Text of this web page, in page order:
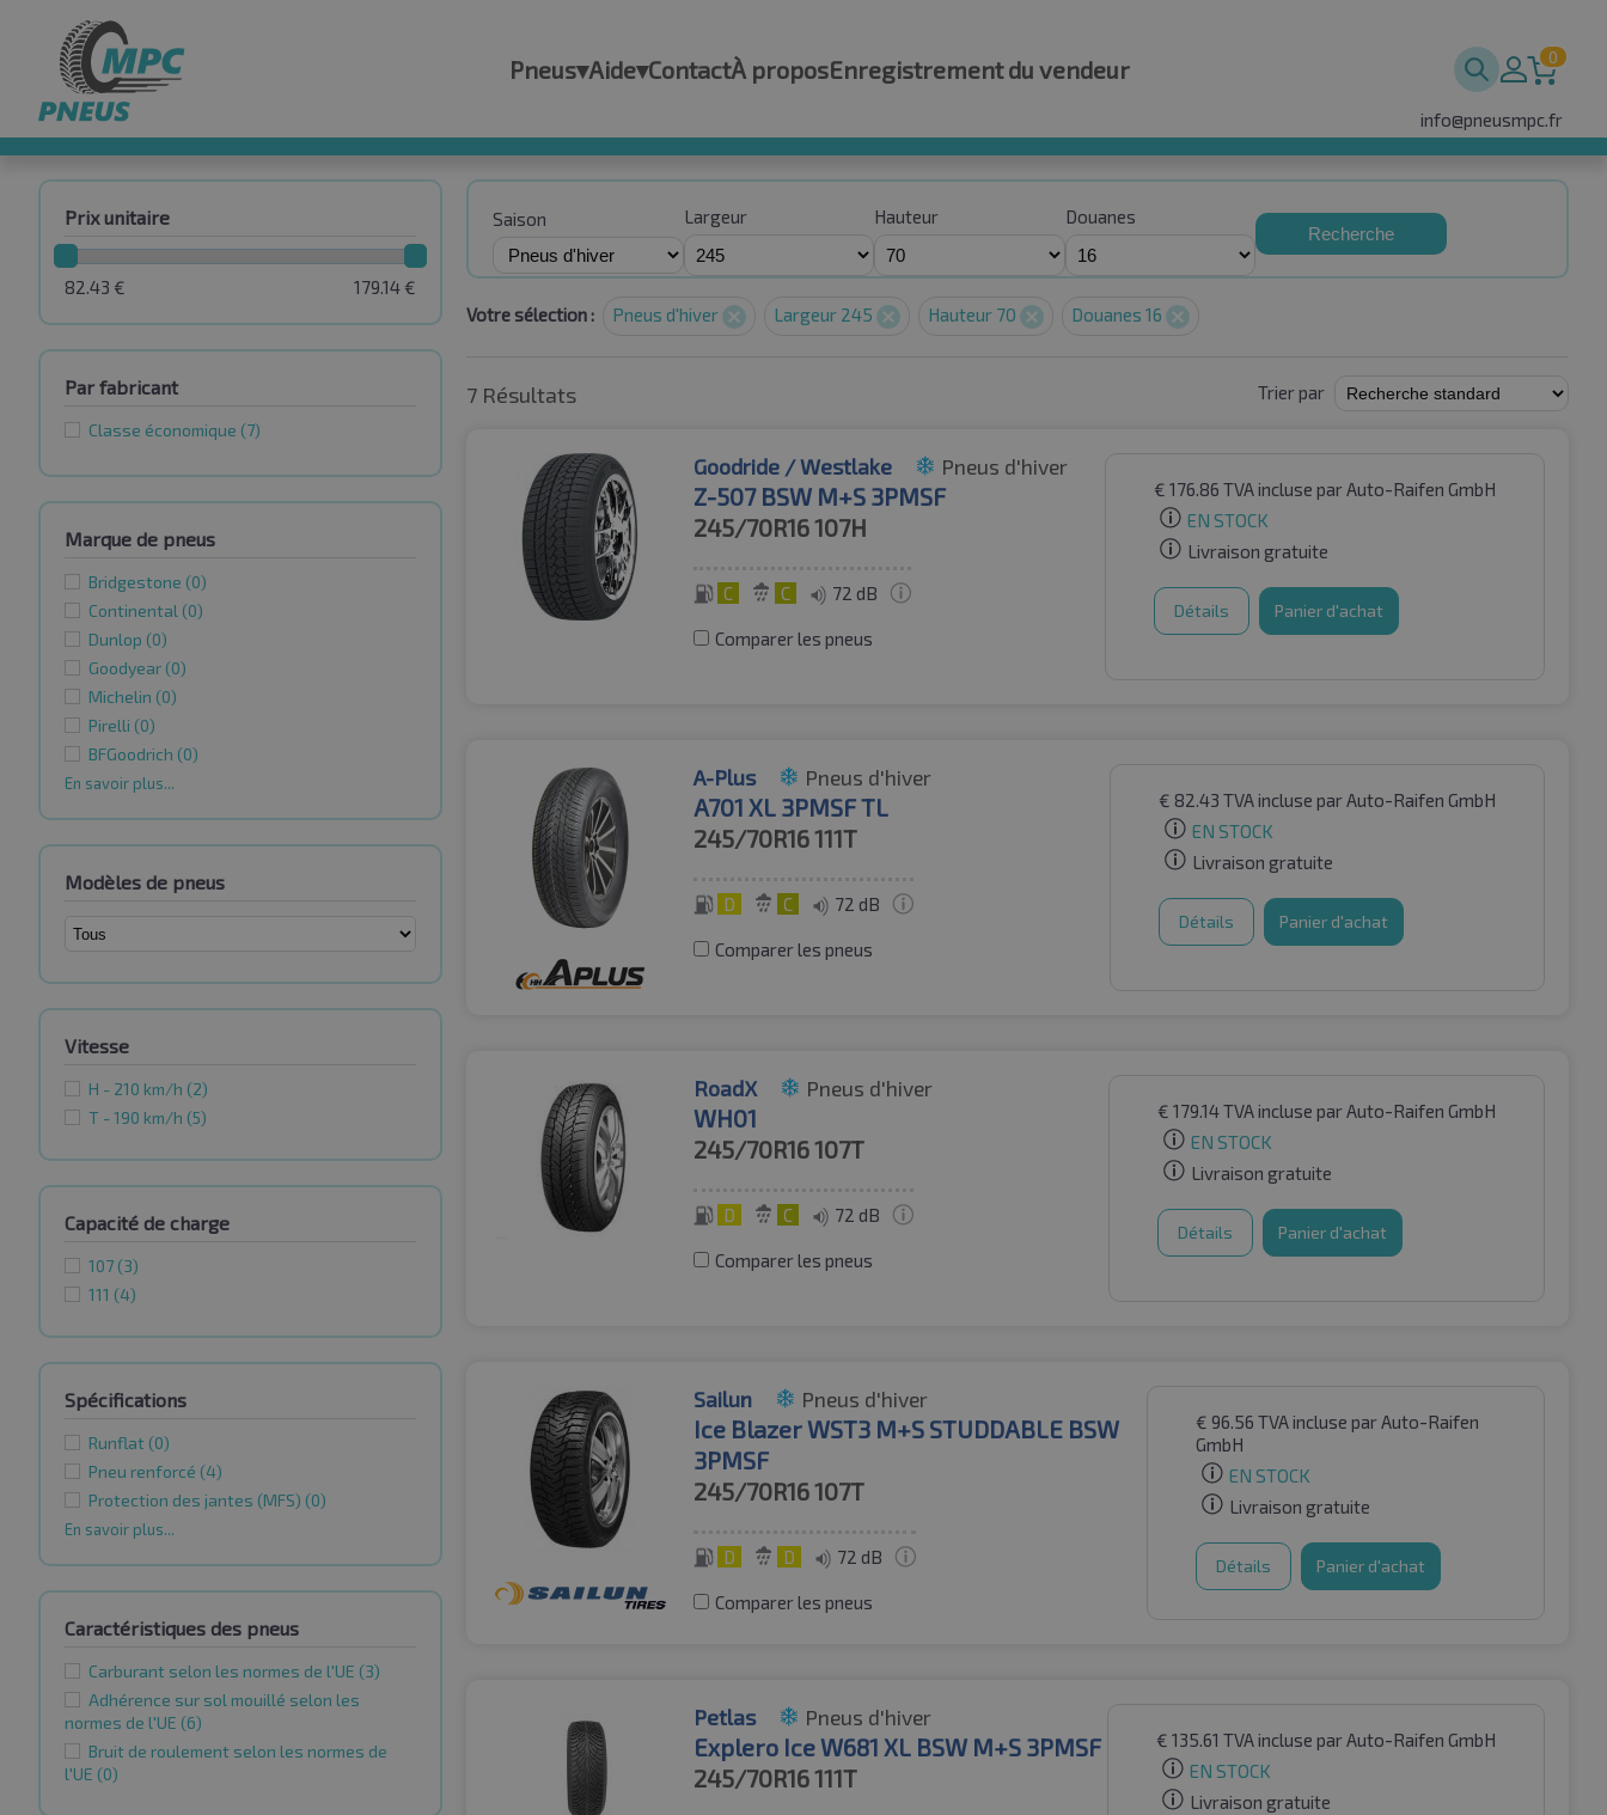
Pneus▾Aide▾ContactÀ proposEnregistrement du vendeur 0
info@pneusmpc.fr
Prix unitaire
179.14 €
82.43 €
Par fabricant
Classe économique (7)
Marque de pneus
Bridgestone (0)
Continental (0)
Dunlop (0)
Goodyear (0)
Michelin (0)
Pirelli (0)
BFGoodrich (0)
En savoir plus...
Modèles de pneus
Vitesse
H - 210 km/h (2)
T - 190 km/h (5)
Capacité de charge
107 (3)
111 (4)
Spécifications
Runflat (0)
Pneu renforcé (4)
Protection des jantes (MFS) (0)
En savoir plus...
Caractéristiques des pneus
Carburant selon les normes de l'UE (3)
Adhérence sur sol mouillé selon les
normes de l'UE (6)
Bruit de roulement selon les normes de
l'UE (0)
Saison Largeur Hauteur Douanes
Recherche
Votre sélection : Pneus d'hiver Largeur 245 Hauteur 70 Douanes 16
7 Résultats Trier par
Goodride / Westlake Pneus d'hiver
Z-507 BSW M+S 3PMSF
245/70R16107H
C C 72 dB
Comparer les pneus
€ 176.86 TVA incluse par Auto-Raifen GmbH
EN STOCK
Livraison gratuite
Détails Panier d'achat
A-Plus Pneus d'hiver
A701 XL 3PMSF TL
245/70R16111T
D C 72 dB
Comparer les pneus
€ 82.43 TVA incluse par Auto-Raifen GmbH
EN STOCK
Livraison gratuite
Détails Panier d'achat
RoadX Pneus d'hiver
WH01
245/70R16107T
D C 72 dB
Comparer les pneus
€ 179.14TVA incluse par Auto-Raifen GmbH
EN STOCK
Livraison gratuite
Détails Panier d'achat
Sailun Pneus d'hiver
Ice Blazer WST3 M+S STUDDABLE BSW
3PMSF
245/70R16107T
D D 72 dB
Comparer les pneus
€ 96.56 TVA inclusepar Auto-Raifen
GmbH
EN STOCK
Livraison gratuite
Détails Panier d'achat
Petlas Pneus d'hiver
Explero Ice W681 XL BSW M+S 3PMSF
245/70R16111T
€ 135.61 TVA incluse par Auto-Raifen GmbH
EN STOCK
Livraison gratuite